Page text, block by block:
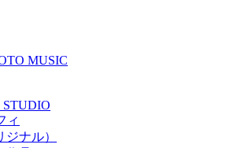
MUSIC
ィ
ナル）